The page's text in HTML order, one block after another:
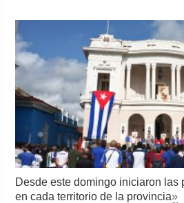
Desde este domingo iniciaron las
en cada territorio de la provincia»